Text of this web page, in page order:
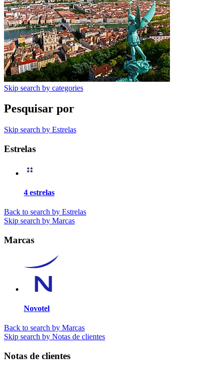
Skip search by categories
Pesquisar por
Skip search by Estrelas
Estrelas
4 estrelas
Back to search by Estrelas
Skip search by Marcas
Marcas
Novotel
Back to search by Marcas
Skip search by Notas de clientes
Notas de clientes